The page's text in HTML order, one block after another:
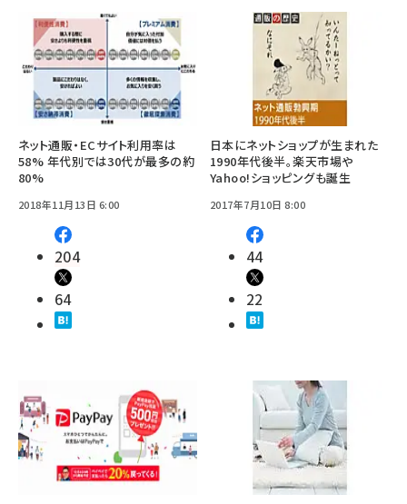
ネット通販・ECサイト利用率は
58% 年代別では30代が最多の約
80%
2018年11月13日 6:00
204
64
日本にネットショップが生まれた
1990年代後半。楽天市場や
Yahoo!ショッピングも誕生
2017年7月10日 8:00
44
22